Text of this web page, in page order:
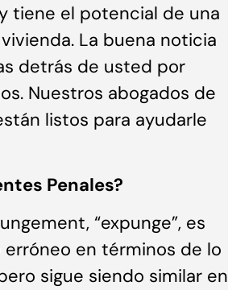
tiene el potencial de una
La buena noticia
detrás de usted por
Nuestros abogados de
listos para ayudarle
Penales?
“expunge”, es
en términos de lo
sigue siendo similar en